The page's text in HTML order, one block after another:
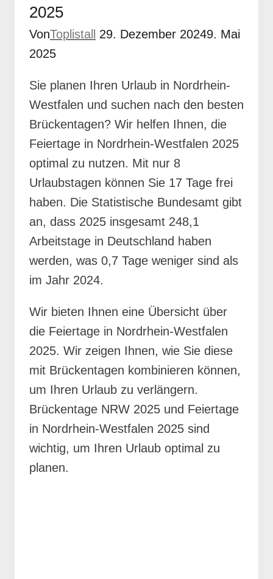
2025
VonToplistall 29. Dezember 20249. Mai
2025
Sie planen Ihren Urlaub in Nordrhein-
Westfalen und suchen nach den besten
Brückentagen? Wir helfen Ihnen, die
Feiertage in Nordrhein-Westfalen 2025
optimal zu nutzen. Mit nur 8
Urlaubstagen können Sie 17 Tage frei
haben. Die Statistische Bundesamt gibt
an, dass 2025 insgesamt 248,1
Arbeitstage in Deutschland haben
werden, was 0,7 Tage weniger sind als
im Jahr 2024.
Wir bieten Ihnen eine Übersicht über
die Feiertage in Nordrhein-Westfalen
2025. Wir zeigen Ihnen, wie Sie diese
mit Brückentagen kombinieren können,
um Ihren Urlaub zu verlängern.
Brückentage NRW 2025 und Feiertage
in Nordrhein-Westfalen 2025 sind
wichtig, um Ihren Urlaub optimal zu
planen.